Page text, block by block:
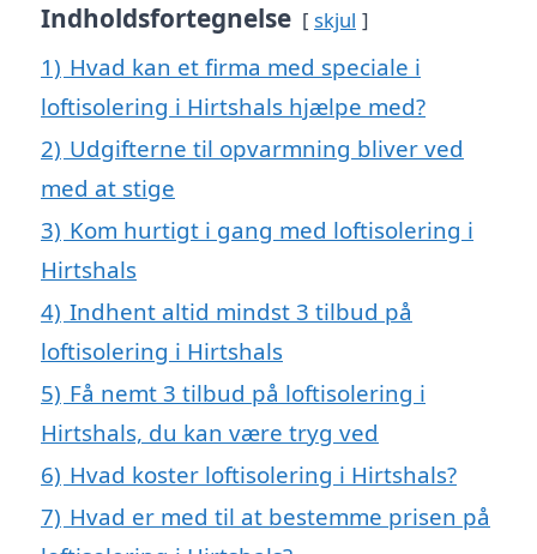
Indholdsfortegnelse skjul
1) Hvad kan et firma med speciale i
loftisolering i Hirtshals hjælpe med?
2) Udgifterne til opvarmning bliver ved
med at stige
3) Kom hurtigt i gang med loftisolering i
Hirtshals
4) Indhent altid mindst 3 tilbud på
loftisolering i Hirtshals
5) Få nemt 3 tilbud på loftisolering i
Hirtshals, du kan være tryg ved
6) Hvad koster loftisolering i Hirtshals?
7) Hvad er med til at bestemme prisen på